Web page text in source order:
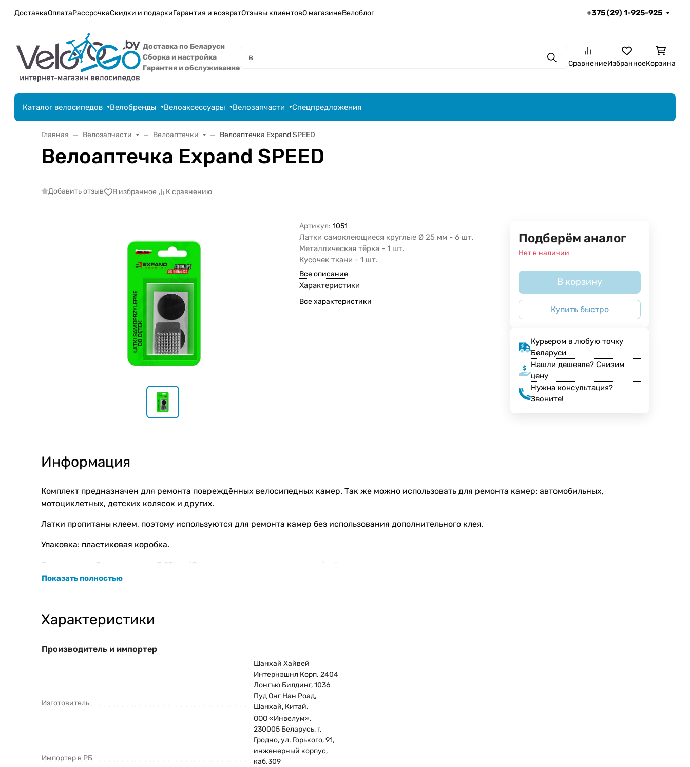
ДоставкаОплатаРассрочкаСкидки и подаркиГарантия и возвратОтзывы клиентовО магазинеВелоблог +375 (29) 1-925-925
Доставка по Беларуси
Сборка и настройка
Гарантия и обслуживание
ПоискСравнениеИзбранноеКорзина
Каталог велосипедов Велобренды Велоаксессуары Велозапчасти Спецпредложения
Главная Велозапчасти Велоаптечки Велоаптечка Expand SPEED
Велоаптечка Expand SPEED
Добавить отзыв В избранное К сравнению
Артикул: 1051
Латки самоклеющиеся круглые Ø 25 мм - 6 шт.
Металлическая тёрка - 1 шт.
Кусочек ткани - 1 шт.​
Все описание
Характеристики
Все характеристики
Подберём аналог
Нет в наличии
В корзину
Купить быстро
Курьером в любую точку
Беларуси
Нашли дешевле? Снизим
цену
Нужна консультация?
Звоните!
Информация
Комплект предназначен для ремонта повреждённых велосипедных камер. Так же можно использовать для ремонта камер: автомобильных,
мотоциклетных, детских колясок и других.
Латки пропитаны клеем, поэтому используются для ремонта камер без использования дополнительного клея.
Упаковка: пластиковая коробка.
В комплекте: Латки круглые Ø 25 мм (Самоклеющиеся, покрыты клеем) - 6 шт.
Показать полностью
Характеристики
Производитель и импортер
Изготовитель
Шанхай Хайвей
Интернэшнл Корп. 2404
Лонгъю Билдинг, 1036
Пуд Онг Нан Роад,
Шанхай, Китай.
Импортер в РБ
ООО «Инвелум»,
230005 Беларусь, г.
Гродно, ул. Горького, 91,
инженерный корпус,
каб.309